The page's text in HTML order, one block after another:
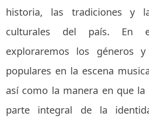
historia, las tradiciones y
culturales del país. En
exploraremos los géneros
populares en la escena
así como la manera en que
parte integral de la